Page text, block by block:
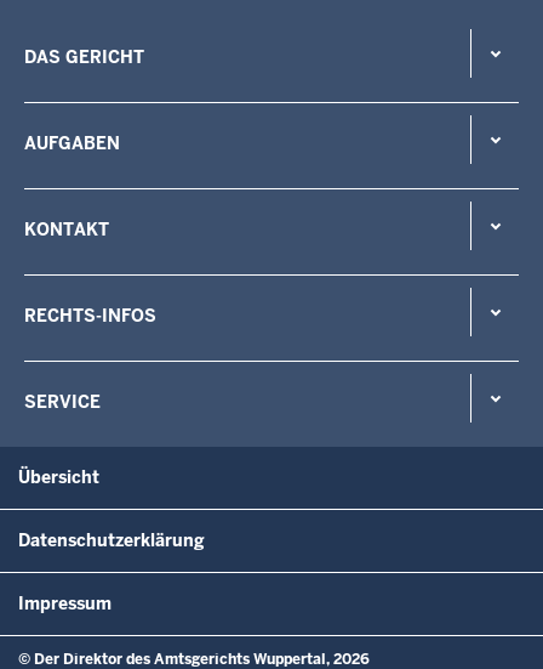
DAS GERICHT
AUFGABEN
KONTAKT
RECHTS-INFOS
SERVICE
Übersicht
Datenschutzerklärung
Impressum
© Der Direktor des Amtsgerichts Wuppertal, 2026